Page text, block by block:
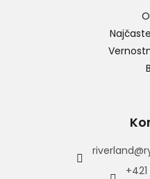
riverland@